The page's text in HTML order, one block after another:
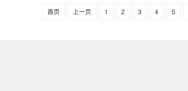
首页 上一页 1 2 3 4 5